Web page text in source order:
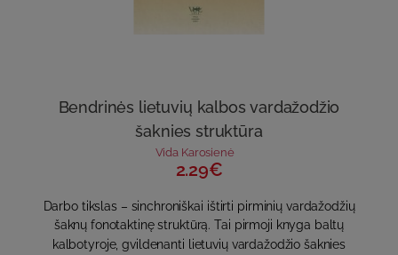
Bendrinės lietuvių kalbos vardažodžio
šaknies struktūra
Vida Karosienė
2.29€
Darbo tikslas – sinchroniškai ištirti pirminių vardažodžių
šaknų fonotaktinę struktūrą. Tai pirmoji knyga baltų
kalbotyroje, gvildenanti lietuvių vardažodžio šaknies